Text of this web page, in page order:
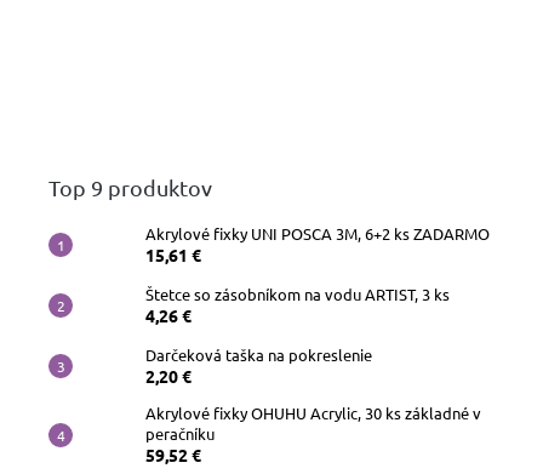
Top 9 produktov
Akrylové fixky UNI POSCA 3M, 6+2 ks ZADARMO
15,61 €
Štetce so zásobníkom na vodu ARTIST, 3 ks
4,26 €
Darčeková taška na pokreslenie
2,20 €
Akrylové fixky OHUHU Acrylic, 30 ks základné v
peračníku
59,52 €